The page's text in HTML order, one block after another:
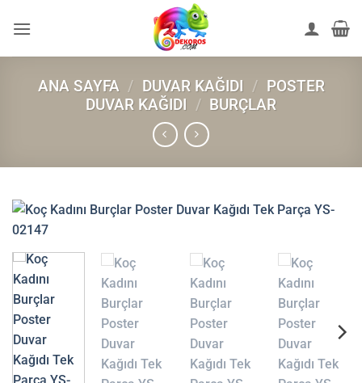
atla
ANA SAYFA / DUVAR KAĞIDI / POSTER
DUVAR KAĞIDI / BURÇLAR